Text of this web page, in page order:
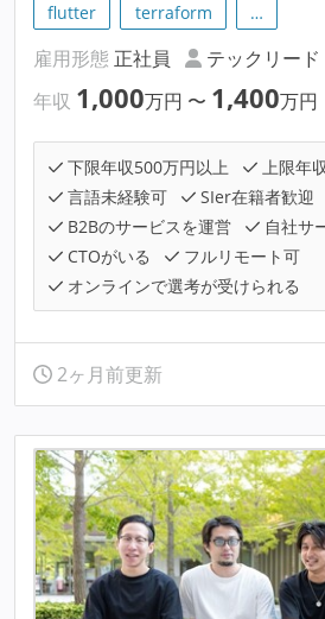
flutter
terraform …
雇用形態 正社員 テックリード
年収 1,000万円 〜 1,400万円
下限年収500万円以上
上限年
言語未経験可
SIer在籍者歓迎
B2Bのサービスを運営
自社サ
CTOがいる
フルリモート可
オンラインで選考が受けられる
2ヶ月前更新